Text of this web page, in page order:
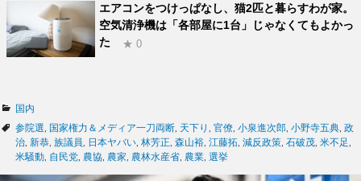
エアコンをつけっぱなし、猫2匹と暮らすわが家。
空気清浄機は「各部屋に1台」じゃなくてもよかっ
た
★ 0
カ
テ
ゴ
リ
国内
タ
グ
参院選 国家権力＆メディア一刀両断 天下り 官僚 小泉進次郎 小野寺五典 政
治 新恭 族議員 日本ヤバい 林芳正 森山裕 江藤拓 減反政策 石破茂 米不足
米騒動 自民党 農協 農家 農林水産省 農業 選挙